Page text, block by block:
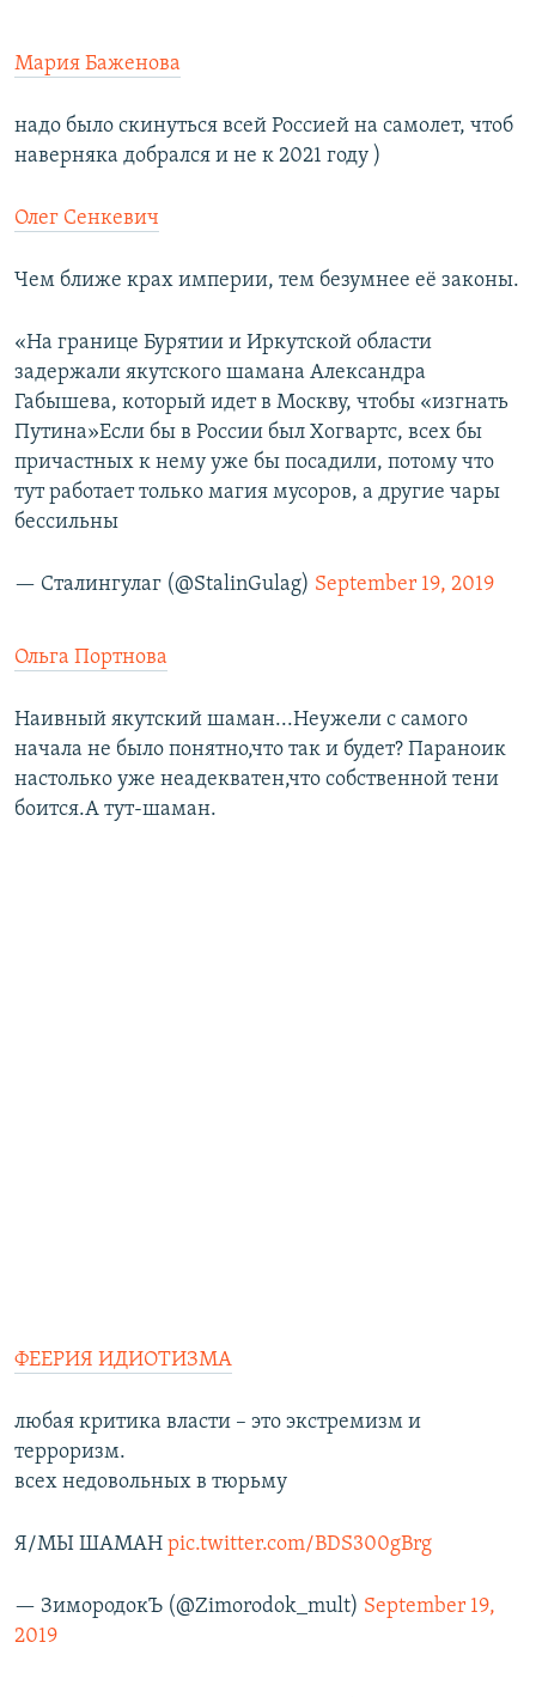
Мария Баженова
надо было скинуться всей Россией на самолет, чтоб
наверняка добрался и не к 2021 году )
Олег Сенкевич
Чем ближе крах империи, тем безумнее её законы.
«На границе Бурятии и Иркутской области
задержали якутского шамана Александра
Габышева, который идет в Москву, чтобы «изгнать
Путина»Если бы в России был Хогвартс, всех бы
причастных к нему уже бы посадили, потому что
тут работает только магия мусоров, а другие чары
бессильны
— Сталингулаг (@StalinGulag) September 19, 2019
Ольга Портнова
Наивный якутский шаман...Неужели с самого
начала не было понятно,что так и будет? Параноик
настолько уже неадекватен,что собственной тени
боится.А тут-шаман.
ФЕЕРИЯ ИДИОТИЗМА
любая критика власти – это экстремизм и
терроризм.
всех недовольныx в тюрьму
Я/МЫ ШАМАН pic.twitter.com/BDS300gBrg
— ЗимородокЪ (@Zimorodok_mult) September 19,
2019